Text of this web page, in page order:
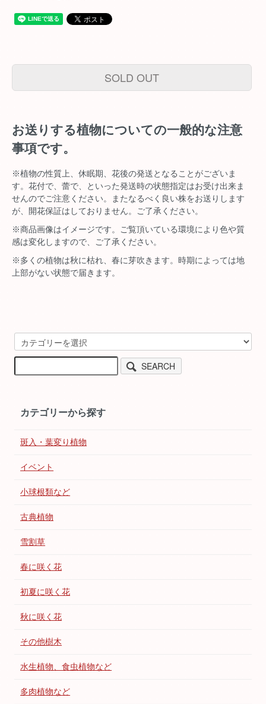
SOLD OUT
お送りする植物についての一般的な注意
事項です。
※植物の性質上、休眠期、花後の発送となることがございま
す。花付で、蕾で、といった発送時の状態指定はお受け出来ま
せんのでご注意ください。またなるべく良い株をお送りします
が、開花保証はしておりません。ご了承ください。
※商品画像はイメージです。ご覧頂いている環境により色や質
感は変化しますので、ご了承ください。
※多くの植物は秋に枯れ、春に芽吹きます。時期によっては地
上部がない状態で届きます。
SEARCH
カテゴリーから探す
斑入・葉変り植物
イベント
小球根類など
古典植物
雪割草
春に咲く花
初夏に咲く花
秋に咲く花
その他樹木
水生植物、食虫植物など
多肉植物など